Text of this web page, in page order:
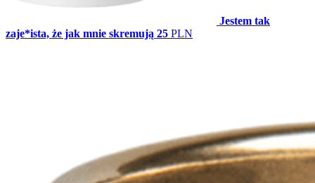
Jestem tak
zaje*ista, że jak mnie skremują 25 PLN